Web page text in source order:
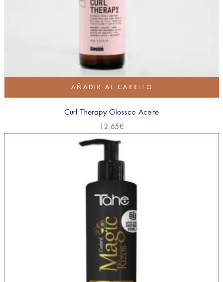
AÑADIR AL CARRITO
Curl Therapy Glossco Aceite
12.65€